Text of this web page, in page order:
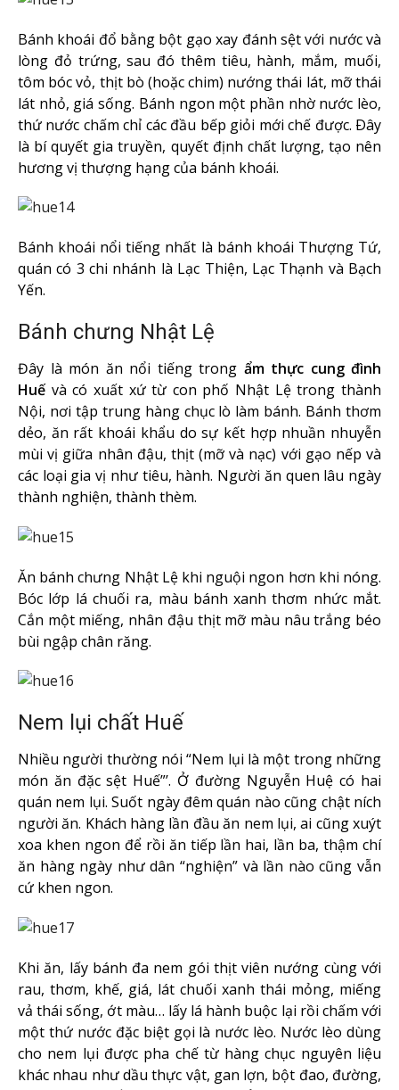
Bánh khoái đổ bằng bột gạo xay đánh sệt với nước và
lòng đỏ trứng, sau đó thêm tiêu, hành, mắm, muối,
tôm bóc vỏ, thịt bò (hoặc chim) nướng thái lát, mỡ thái
lát nhỏ, giá sống. Bánh ngon một phần nhờ nước lèo,
thứ nước chấm chỉ các đầu bếp giỏi mới chế được. Ðây
là bí quyết gia truyền, quyết định chất lượng, tạo nên
hương vị thượng hạng của bánh khoái.
Bánh khoái nổi tiếng nhất là bánh khoái Thượng Tứ,
quán có 3 chi nhánh là Lạc Thiện, Lạc Thạnh và Bạch
Yến.
Bánh chưng Nhật Lệ
Đây là món ăn nổi tiếng trong ẩm thực cung đình
Huếvà có xuất xứ từ con phố Nhật Lệ trong thành
Nội, nơi tập trung hàng chục lò làm bánh. Bánh thơm
dẻo, ăn rất khoái khẩu do sự kết hợp nhuần nhuyễn
mùi vị giữa nhân đậu, thịt (mỡ và nạc) với gạo nếp và
các loại gia vị như tiêu, hành. Người ăn quen lâu ngày
thành nghiện, thành thèm.
Ăn bánh chưng Nhật Lệ khi nguội ngon hơn khi nóng.
Bóc lớp lá chuối ra, màu bánh xanh thơm nhức mắt.
Cắn một miếng, nhân đậu thịt mỡ màu nâu trắng béo
bùi ngập chân răng.
Nem lụi chất Huế
Nhiều người thường nói “Nem lụi là một trong những
món ăn đặc sệt Huế”’. Ở đường Nguyễn Huệ có hai
quán nem lụi. Suốt ngày đêm quán nào cũng chật ních
người ăn. Khách hàng lần đầu ăn nem lụi, ai cũng xuýt
xoa khen ngon để rồi ăn tiếp lần hai, lần ba, thậm chí
ăn hàng ngày như dân “nghiện” và lần nào cũng vẫn
cứ khen ngon.
Khi ăn, lấy bánh đa nem gói thịt viên nướng cùng với
rau, thơm, khế, giá, lát chuối xanh thái mỏng, miếng
vả thái sống, ớt màu… lấy lá hành buộc lại rồi chấm với
một thứ nước đặc biệt gọi là nước lèo. Nước lèo dùng
cho nem lụi được pha chế từ hàng chục nguyên liệu
khác nhau như dầu thực vật, gan lợn, bột đao, đường,